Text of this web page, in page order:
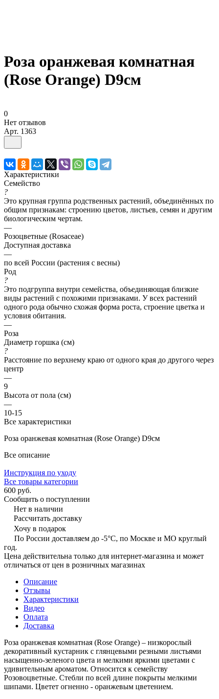
Роза оранжевая комнатная
(Rose Orange) D9см
0
Нет отзывов
Арт. 1363
Характеристики
Семейство
?
Это крупная группа родственных растений, объединённых по
общим признакам: строению цветов, листьев, семян и другим
биологическим чертам.
—
Розоцветные (Rosaceae)
Доступная доставка
—
по всей России (растения с весны)
Род
?
Это подгруппа внутри семейства, объединяющая близкие
виды растений с похожими признаками. У всех растений
одного рода обычно схожая форма роста, строение цветка и
условия обитания.
—
Роза
Диаметр горшка (см)
?
Расстояние по верхнему краю от одного края до другого через
центр
—
9
Высота от пола (см)
—
10-15
Все характеристики
Роза оранжевая комнатная (Rose Orange) D9см
Все описание
Инструкция по уходу
Все товары категории
600 руб.
Сообщить о поступлении
Нет в наличии
Рассчитать доставку
Хочу в подарок
По России доставляем до -5°C, по Москве и МО круглый
год.
Цена действительна только для интернет-магазина и может
отличаться от цен в розничных магазинах
Описание
Отзывы
Характеристики
Видео
Оплата
Доставка
Роза оранжевая комнатная (Rose Orange) – низкорослый
декоративный кустарник с глянцевыми резными листьями
насыщенно-зеленого цвета и мелкими яркими цветами с
удивительным ароматом. Относится к семейству
Розовоцветные. Стебли по всей длине покрыты мелкими
шипами. Цветет огненно - оранжевым цветением.